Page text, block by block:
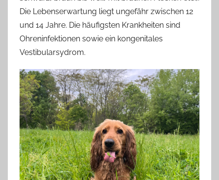
Die Lebenserwartung liegt ungefähr zwischen 12
und 14 Jahre. Die häufigsten Krankheiten sind
Ohreninfektionen sowie ein kongenitales
Vestibularsydrom.